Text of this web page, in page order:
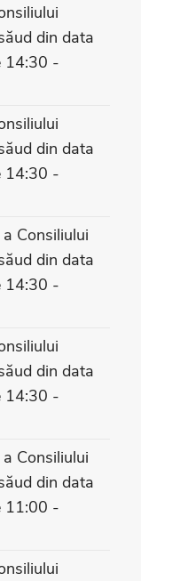
din data
14:30 -
din data
14:30 -
Consiliului
din data
14:30 -
din data
14:30 -
Consiliului
din data
11:00 -